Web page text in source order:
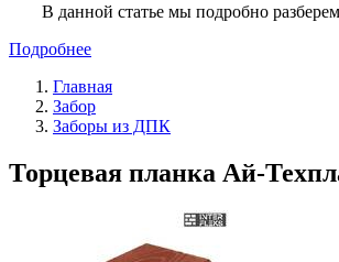
В данной статье мы подробно
Подробнее
Главная
Забор
Заборы из ДПК
Торцевая планка Ай-